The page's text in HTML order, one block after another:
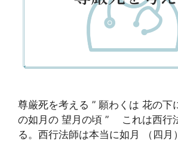
尊厳死を考える ” 願わくは 花の下
の如月の 望月の頃 ” これは西行
る。西行法師は本当に如月 （四月